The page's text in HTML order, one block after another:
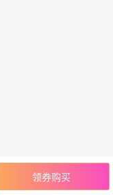
领券购买